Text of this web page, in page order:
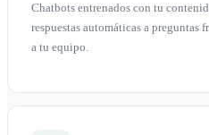
Chatbots entrenados con tu
respuestas automáticas a
a tu equipo.